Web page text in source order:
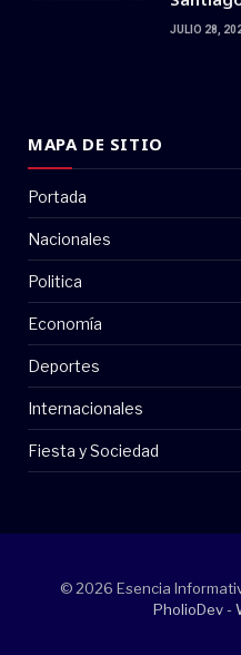
JULIO 28,
MAPA DE SITIO
Portada
Nacionales
Politica
Economía
Deportes
Internacionales
Fiesta y Sociedad
© 2026 Esencia
PholioDev -